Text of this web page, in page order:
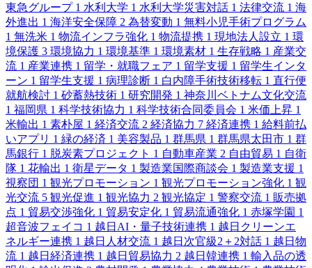
東急グループ 1 水利大学 1 水利大学災害対話 1 法律交流 1 海
外進出 1 海洋安全保障 2 為替変動 1 無料小児手術プログラム
1 無洗米 1 物流インフラ強化 1 物流提携 1 現地法人設立 1 環
境保護 3 環境協力 1 環境基準 1 環境素材 1 生存戦略 1 産業交
流 1 産業連携 1 留学・就職フェア 1 留学支援 1 留学生インタ
ーン 1 留学生支援 1 病理診断 1 白内障手術技術移転 1 直行便
就航検討 1 砂蓄熱技術 1 研究開発 1 神奈川ベトナム文化交流
1 福岡県 1 科学技術協力 1 科学技術合同委員会 1 米価上昇 1
米輸出 1 素朴屋 1 経済交流 2 経済協力 7 経済連携 1 給料前払
いアプリ 1 緑の経済 1 美容製品 1 群馬県 1 群馬県太田市 1 群
馬銀行 1 脱炭素プロジェクト 1 自動車産業 2 自由貿易 1 自衛
隊 1 花輸出 1 衛星データ 1 製造業国際商談会 1 製造業支援 1
視察団 1 観光プロモーション 1 観光プロモーション強化 1 観
光交流 5 観光促進 1 観光協力 2 観光協定 1 警察交流 1 販売拠
点 1 貿易交渉強化 1 貿易安定化 1 貿易流通強化 1 赤塚学園 1
超音波フェイコ 1 越日AI・量子技術連携 1 越日クリーンエ
ネルギー連携 1 越日人材交流 1 越日次官級2＋2対話 1 越日物
流 1 越日経済連携 1 越日貿易協力 2 越日韓連携 1 輸入品の透